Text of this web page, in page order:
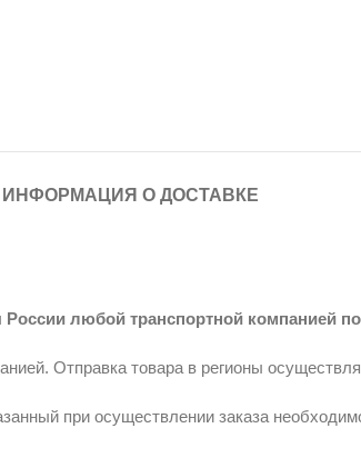
ИНФОРМАЦИЯ О ДОСТАВКЕ
любой транспортной компанией
Отправка товара в регионы
при осуществлении заказа